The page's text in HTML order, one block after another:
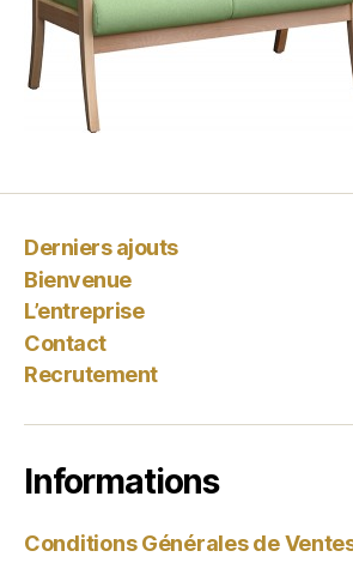
Derniers ajouts
Bienvenue
L’entreprise
Contact
Recrutement
Informations
Conditions Générales de